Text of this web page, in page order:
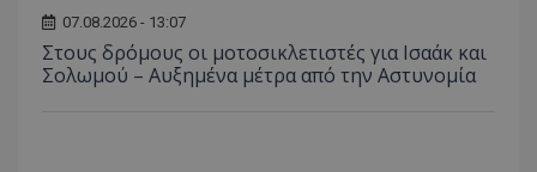
07.08.2026 - 13:07
Στους δρόμους οι μοτοσικλετιστές για Ισαάκ και
Σολωμού – Αυξημένα μέτρα από την Αστυνομία